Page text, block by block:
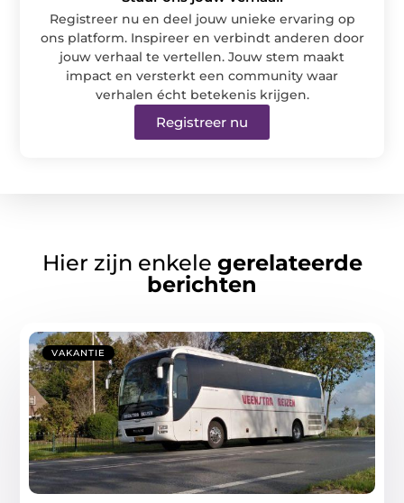
Registreer nu en deel jouw unieke ervaring op
ons platform. Inspireer en verbindt anderen door
jouw verhaal te vertellen. Jouw stem maakt
impact en versterkt een community waar
verhalen écht betekenis krijgen.
Registreer nu
Hier zijn enkele gerelateerde
berichten
VAKANTIE